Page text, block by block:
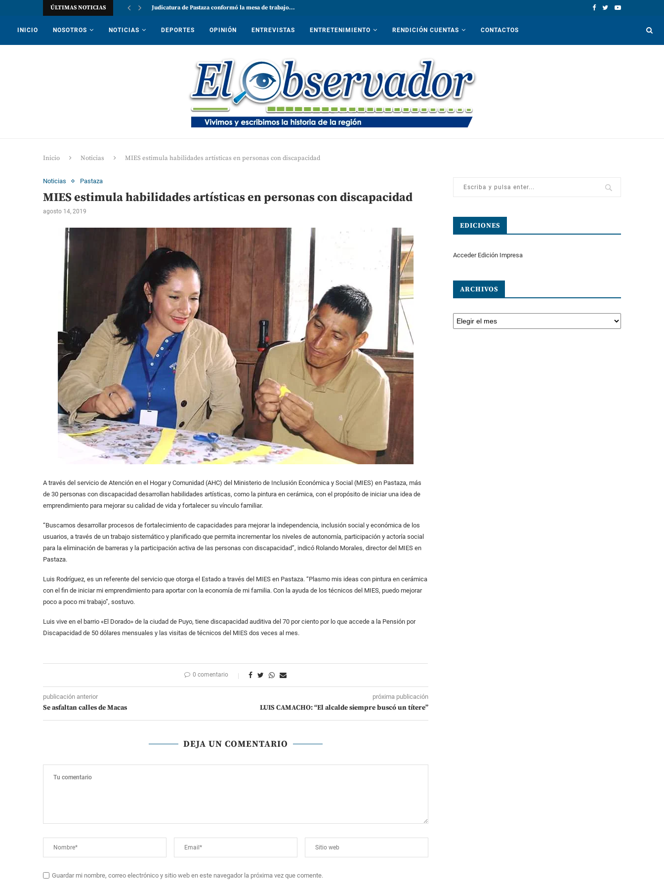
ÚLTIMAS NOTICIAS Judicatura de Pastaza conformó la mesa de trabajo...
INICIO NOSOTROS NOTICIAS DEPORTES OPINIÓN ENTREVISTAS ENTRETENIMIENTO RENDICIÓN CUENTAS CONTACTOS
Inicio Noticias MIES estimula habilidades artísticas en personas con discapacidad
Noticias Pastaza
MIES estimula habilidades artísticas en personas con discapacidad
agosto 14, 2019
A través del servicio de Atención en el Hogar y Comunidad (AHC) del Ministerio de Inclusión Económica y Social (MIES) en Pastaza, más
de 30 personas con discapacidad desarrollan habilidades artísticas, como la pintura en cerámica, con el propósito de iniciar una idea de
emprendimiento para mejorar su calidad de vida y fortalecer su vínculo familiar.
“Buscamos desarrollar procesos de fortalecimiento de capacidades para mejorar la independencia, inclusión social y económica de los
usuarios, a través de un trabajo sistemático y planificado que permita incrementar los niveles de autonomía, participación y actoría social
para la eliminación de barreras y la participación activa de las personas con discapacidad”, indicó Rolando Morales, director del MIES en
Pastaza.
Luis Rodríguez, es un referente del servicio que otorga el Estado a través del MIES en Pastaza. “Plasmo mis ideas con pintura en cerámica
con el fin de iniciar mi emprendimiento para aportar con la economía de mi familia. Con la ayuda de los técnicos del MIES, puedo mejorar
poco a poco mi trabajo”, sostuvo.
Luis vive en el barrio «El Dorado» de la ciudad de Puyo, tiene discapacidad auditiva del 70 por ciento por lo que accede a la Pensión por
Discapacidad de 50 dólares mensuales y las visitas de técnicos del MIES dos veces al mes.
0 comentario
publicación anterior
Se asfaltan calles de Macas
próxima publicación
LUIS CAMACHO: “El alcalde siempre buscó un títere”
DEJA UN COMENTARIO
Guardar mi nombre, correo electrónico y sitio web en este navegador la próxima vez que comente.
EDICIONES
Acceder Edición Impresa
ARCHIVOS